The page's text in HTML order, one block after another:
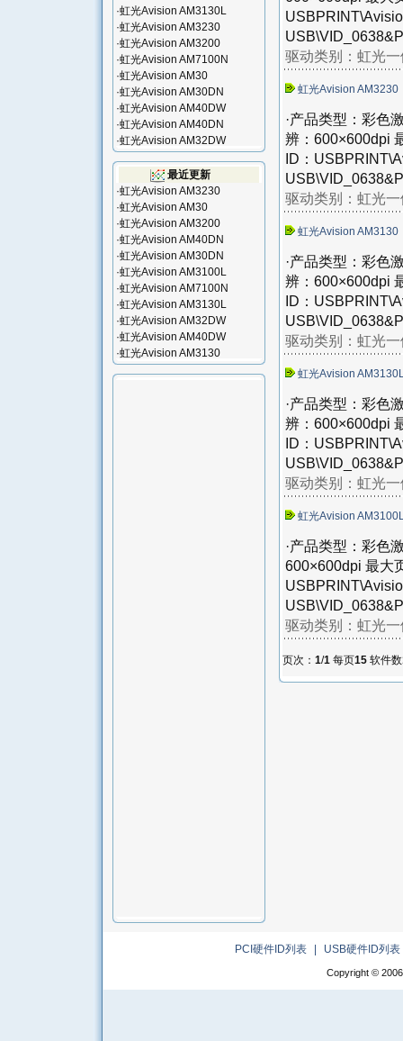
·虹光Avision AM3130L
·虹光Avision AM3230
·虹光Avision AM3200
·虹光Avision AM7100N
·虹光Avision AM30
·虹光Avision AM30DN
·虹光Avision AM40DW
·虹光Avision AM40DN
·虹光Avision AM32DW
最近更新
·虹光Avision AM3230
·虹光Avision AM30
·虹光Avision AM3200
·虹光Avision AM40DN
·虹光Avision AM30DN
·虹光Avision AM3100L
·虹光Avision AM7100N
·虹光Avision AM3130L
·虹光Avision AM32DW
·虹光Avision AM40DW
·虹光Avision AM3130
驱动类别： 虹光
虹光Avision AM3230
·产品类型：彩色
辨：600×600dpi
ID：
驱动类别： 虹光
虹光Avision AM3130
·产品类型：彩色
辨：600×600dpi
ID：
驱动类别： 虹光
虹光Avision
·产品类型：彩色
辨：600×600dpi
ID：
驱动类别： 虹光
虹光Avision
·产品类型：彩色
600×600dpi 最大
驱动类别： 虹光
页次： 1/1 每页15 软件数
PCI硬件ID列表 USB硬件ID列表
Copyright ©